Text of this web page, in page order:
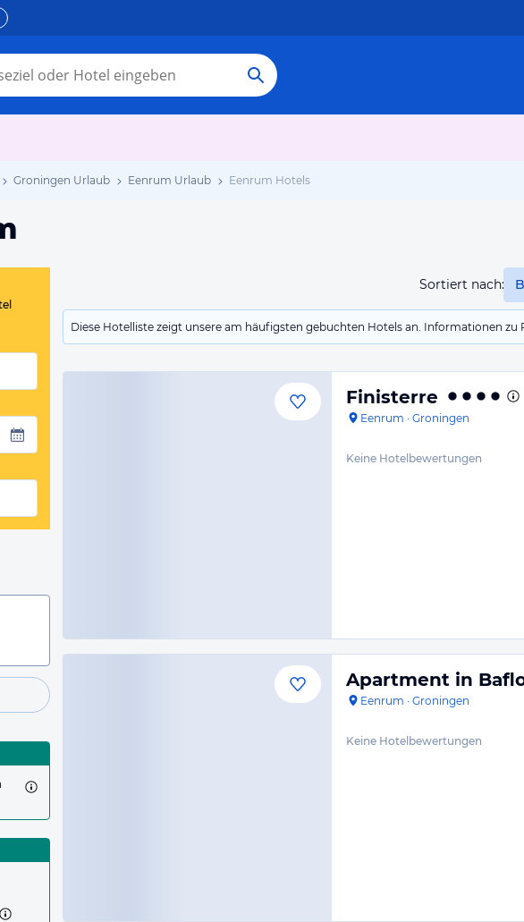
Groningen Urlaub Eenrum Urlaub Eenrum Hotels
Sortiert nach:
Diese Hotelliste zeigt unsere am häufigsten gebuchten Hotels an. Informationen
Finisterre
Eenrum · Groningen
Keine Hotelbewertungen
Apartment in
Eenrum · Groningen
Keine Hotelbewertungen